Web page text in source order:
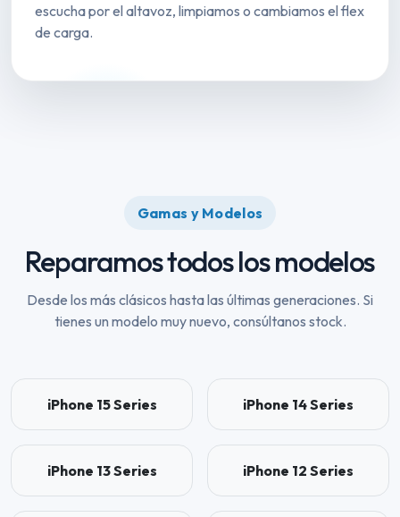
escucha por el altavoz, limpiamos o cambiamos el flex
de carga.
Gamas y Modelos
Reparamos todos los modelos
Desde los más clásicos hasta las últimas generaciones. Si
tienes un modelo muy nuevo, consúltanos stock.
iPhone 15 Series iPhone 14 Series
iPhone 13 Series iPhone 12 Series